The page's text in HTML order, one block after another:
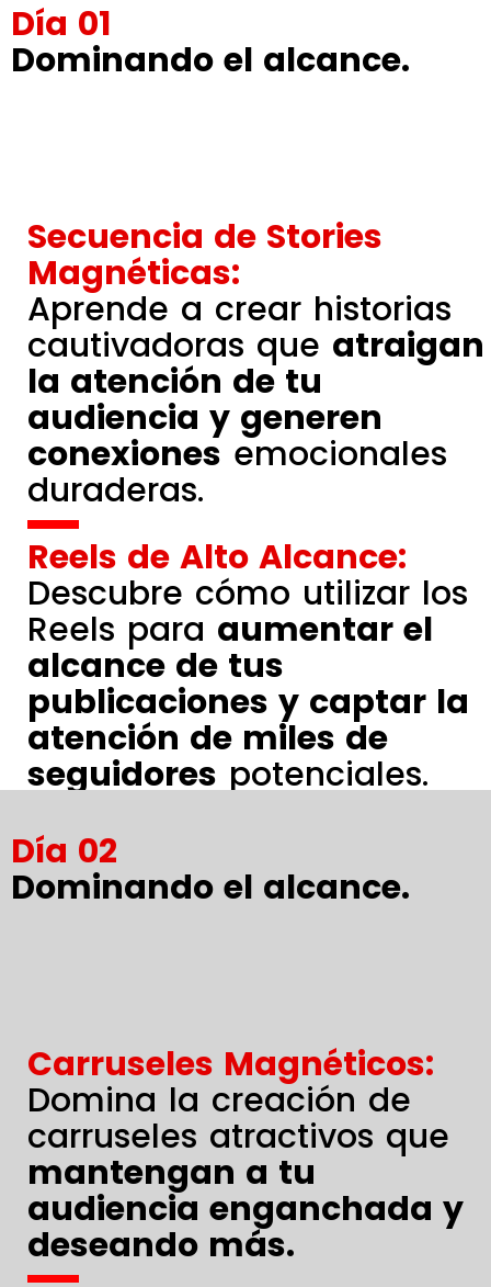
Día 01
Dominando el alcance.
Secuencia de Stories
Magnéticas:
Aprende a crear historias
cautivadoras que atraigan
la atención de tu
audiencia y generen
conexiones emocionales
duraderas.
Reels de Alto Alcance:
Descubre cómo utilizar los
Reels para aumentar el
alcance de tus
publicaciones y captar la
atención de miles de
seguidores potenciales.
Día 02
Dominando el alcance.
Carruseles Magnéticos:
Domina la creación de
carruseles atractivos que
mantengan a tu
audiencia enganchada y
deseando más.